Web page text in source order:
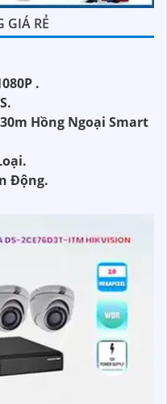
GIÁ RẺ
.
Hồng Ngoại Smart
Động.